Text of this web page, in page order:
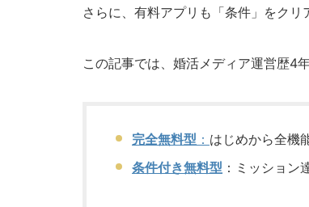
さらに、有料アプリも「条件」をクリ
この記事では、婚活メディア運営歴4
完全無料型 ： はじめから全機
条件付き無料型 ：ミッション